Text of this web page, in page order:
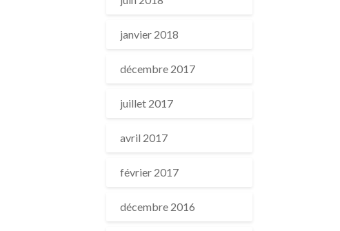
janvier 2018
décembre 2017
juillet 2017
avril 2017
février 2017
décembre 2016